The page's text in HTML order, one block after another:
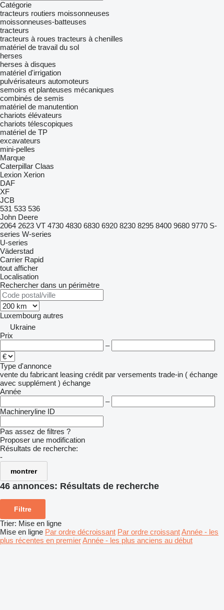
Catégorie
tracteurs routiers moissonneuses
moissonneuses-batteuses
tracteurs
tracteurs à roues tracteurs à chenilles
matériel de travail du sol
herses
herses à disques
matériel d'irrigation
pulvérisateurs automoteurs
semoirs et planteuses mécaniques
combinés de semis
matériel de manutention
chariots élévateurs
chariots télescopiques
matériel de TP
excavateurs
mini-pelles
Marque
Caterpillar Claas
Lexion Xerion
DAF
XF
JCB
531 533 536
John Deere
2064 2623 VT 4730 4830 6830 6920 8230 8295 8400 9680 9770 S-
series W-series
U-series
Väderstad
Carrier Rapid
tout afficher
Localisation
Rechercher dans un périmètre
Luxembourg autres
Ukraine
Prix
–
Type d'annonce
vente du fabricant leasing crédit par versements trade-in ( échange
avec supplément ) échange
Année
–
Machineryline ID
Pas assez de filtres ?
Proposer une modification
Résultats de recherche:
-
montrer
46 annonces: Résultats de recherche
Filtre
Trier: Mise en ligne
Mise en ligne Par ordre décroissant Par ordre croissantAnnée - les
plus récentes en premierAnnée - les plus anciens au début